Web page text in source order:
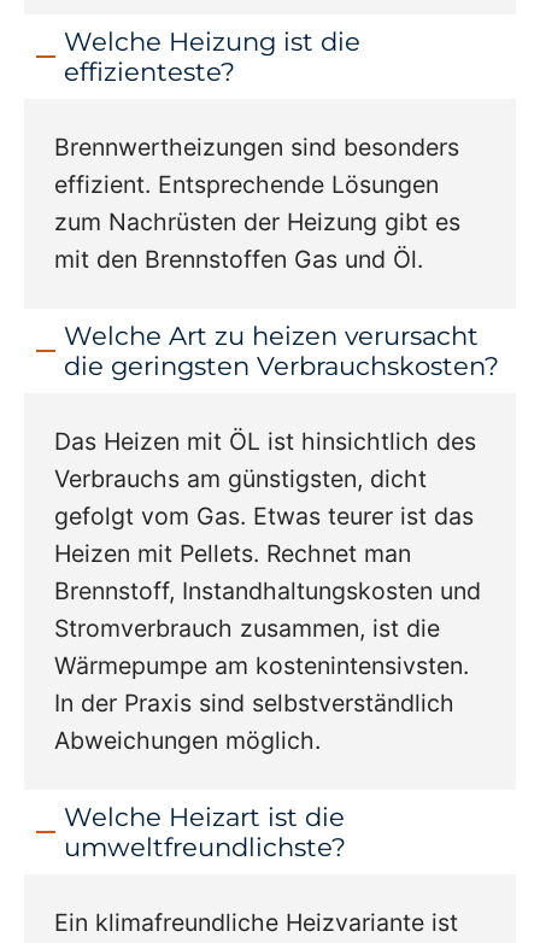
Welche Heizung ist die
effizienteste?
Brennwertheizungen sind besonders
effizient. Entsprechende Lösungen
zum Nachrüsten der Heizung gibt es
mit den Brennstoffen Gas und Öl.
Welche Art zu heizen verursacht
die geringsten Verbrauchskosten?
Das Heizen mit ÖL ist hinsichtlich des
Verbrauchs am günstigsten, dicht
gefolgt vom Gas. Etwas teurer ist das
Heizen mit Pellets. Rechnet man
Brennstoff, Instandhaltungskosten und
Stromverbrauch zusammen, ist die
Wärmepumpe am kostenintensivsten.
In der Praxis sind selbstverständlich
Abweichungen möglich.
Welche Heizart ist die
umweltfreundlichste?
Ein klimafreundliche Heizvariante ist